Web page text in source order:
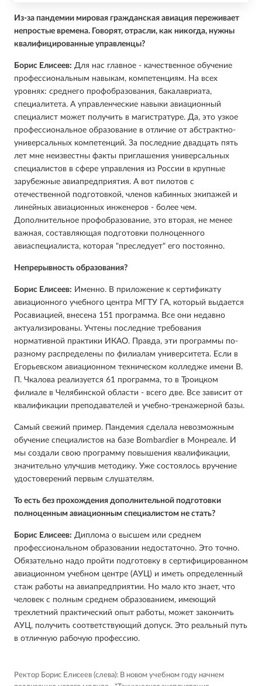
Из-за пандемии мировая гражданская авиация переживает
непростые времена. Говорят, отрасли, как никогда, нужны
квалифицированные управленцы?
Борис Елисеев: Для нас главное - качественное обучение
профессиональным навыкам, компетенциям. На всех
уровнях: среднего профобразования, бакалавриата,
специалитета. А управленческие навыки авиационный
специалист может получить в магистратуре. Да, это узкое
профессиональное образование в отличие от абстрактно-
универсальных компетенций. За последние двадцать пять
лет мне неизвестны факты приглашения универсальных
специалистов в сфере управления из России в крупные
зарубежные авиапредприятия. А вот пилотов с
отечественной подготовкой, членов кабинных экипажей и
линейных авиационных инженеров - более чем.
Дополнительное профобразование, это вторая, не менее
важная, составляющая подготовки полноценного
авиаспециалиста, которая "преследует" его постоянно.
Непрерывность образования?
Борис Елисеев: Именно. В приложение к сертификату
авиационного учебного центра МГТУ ГА, который выдается
Росавиацией, внесена 151 программа. Все они недавно
актуализированы. Учтены последние требования
нормативной практики ИКАО. Правда, эти программы по-
разному распределены по филиалам университета. Если в
Егорьевском авиационном техническом колледже имени В.
П. Чкалова реализуется 61 программа, то в Троицком
филиале в Челябинской области - всего две. Все зависит от
квалификации преподавателей и учебно-тренажерной базы.
Самый свежий пример. Пандемия сделала невозможным
обучение специалистов на базе Bombardier в Монреале. И
мы создали свою программу повышения квалификации,
значительно улучшив методику. Уже состоялось вручение
удостоверений первым слушателям.
То есть без прохождения дополнительной подготовки
полноценным авиационным специалистом не стать?
Борис Елисеев: Диплома о высшем или среднем
профессиональном образовании недостаточно. Это точно.
Обязательно надо пройти подготовку в сертифицированном
авиационном учебном центре (АУЦ) и иметь определенный
стаж работы на авиапредприятии. Но мало кто знает, что
человек с полным среднем образованием, имеющий
трехлетний практический опыт работы, может закончить
АУЦ, получить соответствующий допуск. Это реальный путь
в отличную рабочую профессию.
Ректор Борис Елисеев (слева): В новом учебном году начнем